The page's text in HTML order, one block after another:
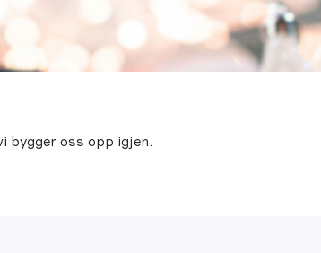
bygger oss opp igjen.